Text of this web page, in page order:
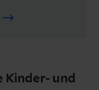
Kinder- und